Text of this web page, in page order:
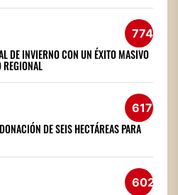
774
DE INVIERNO CON UN ÉXITO MASIVO
REGIONAL
617
DE SEIS HECTÁREAS PARA
602